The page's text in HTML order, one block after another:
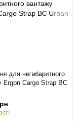
для негабаритного
Ergon Cargo Strap BC